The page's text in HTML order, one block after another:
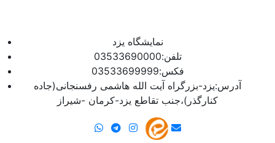
نمایشگاه یزد
تلفن:03533690000
فکس:03533699999
آدرس:یزد-بزرگراه آیت الله هاشمی رفسنجانی(جاده
کنارگذر)،جنب تقاطع یزد-کرمان -شیراز